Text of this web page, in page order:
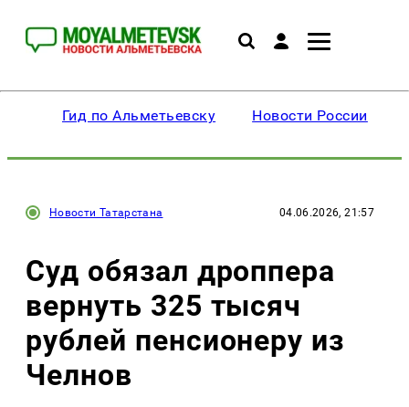
Гид по Альметьевску Новости России
Новости Татарстана 04.06.2026, 21:57
Суд обязал дроппера
вернуть 325 тысяч
рублей пенсионеру из
Челнов